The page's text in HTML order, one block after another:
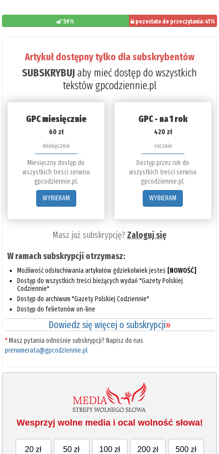
59% pozostało do przeczytania: 41%
Artykuł dostępny tylko dla subskrybentów
SUBSKRYBUJaby mieć dostęp do wszystkich
tekstów gpcodziennie.pl
GPC miesięcznie
60 zł
miesięcznie
Miesięczny dostęp do
wszystkich treści serwisu
gpcodziennie.pl.
WYBIERAM
GPC - na 1 rok
420 zł
rocznie
Dostęp przez rok do
wszystkich treści serwisu
gpcodziennie.pl.
WYBIERAM
Masz już subskrypcję?Zaloguj się
W ramach subskrypcji otrzymasz:
Możliwość odsłuchiwania artykułów gdziekolwiek jesteś [NOWOŚĆ]
Dostęp do wszystkich treści bieżących wydań "Gazety Polskiej
Codziennie"
Dostęp do archiwum "Gazety Polskiej Codziennie"
Dostęp do felietonów on-line
Dowiedz się więcej o subskrypcji»
*Masz pytania odnośnie subskrypcji? Napisz do nas
prenumerata@gpcodziennie.pl
Wesprzyj wolne media i ocal wolność słowa!
20 zł 50 zł 100 zł 200 zł 500 zł